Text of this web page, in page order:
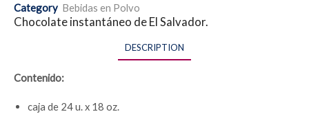
Category Bebidas en Polvo
Chocolate instantáneo de El Salvador.
DESCRIPTION
Contenido:
caja de 24 u. x 18 oz.